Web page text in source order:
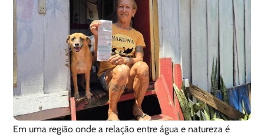
Em uma região onde a relação entre água e natureza é